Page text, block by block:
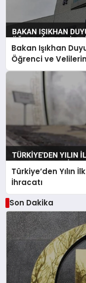
Bakan Işıkhan
Öğrenci ve
Türkiye’den Yılın
İhracatı
Son Dakika